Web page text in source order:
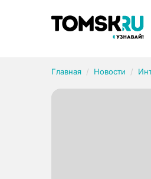
Главная Новости
Рубрики